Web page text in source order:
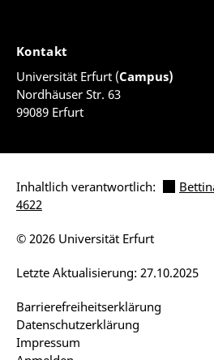
Kontakt
Universität Erfurt (Campus)
Nordhäuser Str. 63
99089 Erfurt
Inhaltlich verantwortlich:
4622
Barrierefreiheitserklärung
Datenschutzerklärung
Impressum
Letzte Aktualisierung: 27.10.2025
© 2026 Universität Erfurt